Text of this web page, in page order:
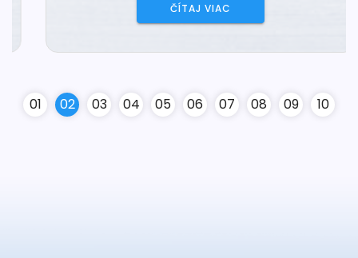
ČÍTAJ VIAC
01 02 03 04 05 06 07 08 09 10